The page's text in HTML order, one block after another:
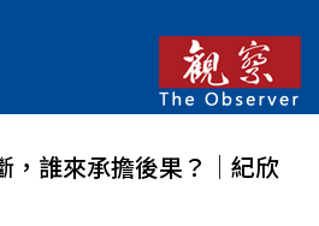
，誰來承擔後果？│紀欣